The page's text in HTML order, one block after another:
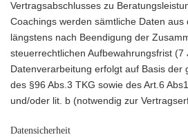
Vertragsabschlusses zu
Coachings werden sämtliche Daten
längstens nach Beendigung der
steuerrechtlichen Aufbewahrungsfrist
Datenverarbeitung erfolgt auf Basis der
des §96 Abs.3 TKG sowie des Art.6
und/oder lit. b (notwendig zur
Datensicherheit